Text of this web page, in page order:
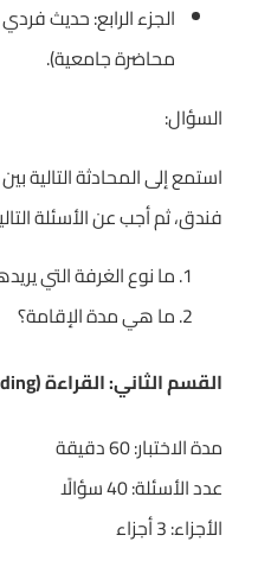
الجزء الرابع: حديث
محاضرة جامعية).
السؤال:
استمع إلى المحادثة
فندق، ثم أجب عن الأسئلة
ما نوع الغرفة التي
ما هي مدة الإقامة؟
القسم الثاني: القراءة (Reading)
مدة الاختبار: 60 دقيقة
عدد الأسئلة: 40 سؤالًا
الأجزاء: 3 أجزاء